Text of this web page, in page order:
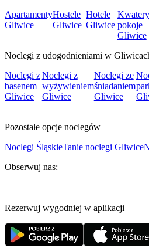
Apartamenty
Gliwice
Hostele
Gliwice
Hotele
Gliwice pokoje
Gliwice
Noclegi z udogodnieniami w
Noclegi z
basenem
Gliwice
Noclegi z
wyżywieniem
Gliwice
Noclegi ze
śniadaniem
Gliwice
Pozostałe opcje noclegów
Noclegi ŚląskieTanie noclegi Gliwice
Obserwuj nas:
Rezerwuj wygodniej w aplikacji